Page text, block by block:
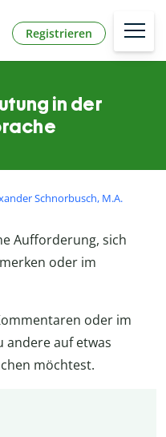
Registrieren
in der
Schnorbusch, M.A.
Aufforderung, sich
oder im
oder im
andere auf etwas
möchtest.